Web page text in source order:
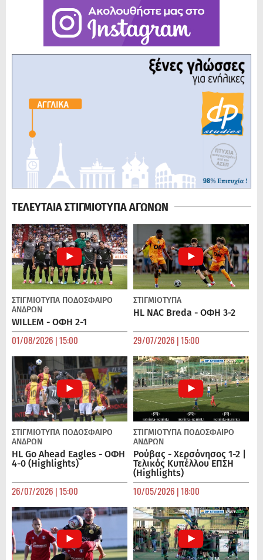
ΤΕΛΕΥΤΑΙΑ ΣΤΙΓΜΙΟΤΥΠΑ ΑΓΩΝΩΝ
ΣΤΙΓΜΙΟΤΥΠΑ ΠΟΔΌΣΦΑΙΡΟ
ΑΝΔΡΏΝ
WILLEM - ΟΦΗ 2-1
01/08/2026 | 15:00
ΣΤΙΓΜΙΟΤΥΠΑ
HL NAC Breda - ΟΦΗ 3-2
29/07/2026 | 15:00
ΣΤΙΓΜΙΟΤΥΠΑ ΠΟΔΌΣΦΑΙΡΟ
ΑΝΔΡΏΝ
HL Go Ahead Eagles - ΟΦΗ
4-0 (Highlights)
26/07/2026 | 15:00
ΣΤΙΓΜΙΟΤΥΠΑ ΠΟΔΌΣΦΑΙΡΟ
ΑΝΔΡΏΝ
Ρούβας - Χερσόνησος 1-2 |
Τελικός Κυπέλλου ΕΠΣΗ
(Highlights)
10/05/2026 | 18:00